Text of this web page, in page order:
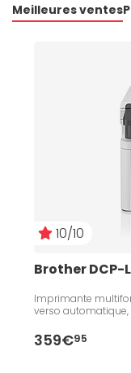
Meilleures ventes
10/10
Brother DCP-
Imprimante
359€95